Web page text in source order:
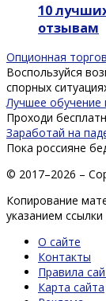
10
отзывам
Опционная
Воспользуйся
спорных
Лучшее обучение
Проходи
Заработай на
Пока россияне
© 2017–2026 –
Копирование
указанием
О сайте
Контакты
Правила
Карта сайта